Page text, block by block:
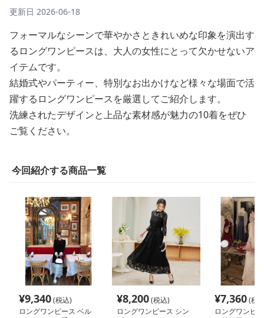
更新日 2026-06-18
フォーマルなシーンで華やかさときれいめな印象を演出す
るロングワンピースは、大人の女性にとって欠かせないア
イテムです。
結婚式やパーティー、特別なお出かけなど様々な場面で活
躍するロングワンピースを厳選してご紹介します。
洗練されたデザインと上品な素材感が魅力の10着をぜひ
ご覧ください。
今回紹介する商品一覧
¥9,340(税込)
ロングワンピース ベル
¥8,200(税込)
ロングワンピース シン
¥7,360(税
ロングワンピ